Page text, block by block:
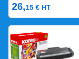
26,15 € HT